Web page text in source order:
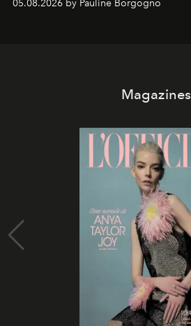
05.08.2026 by Pauline Borgogno
Magazines